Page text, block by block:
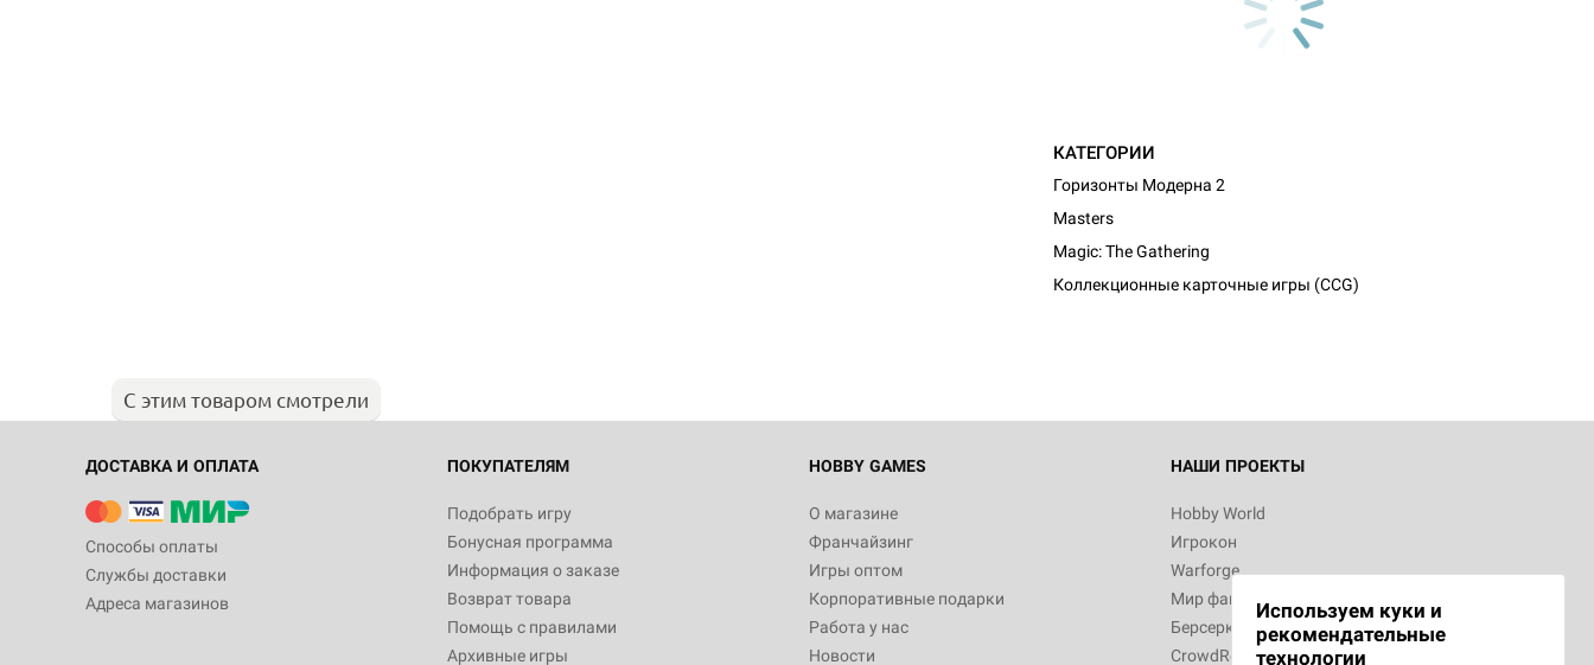
КАТЕГОРИИ
Горизонты Модерна 2
Masters
Magic: The Gathering
Коллекционные карточные игры (CCG)
С этим товаром смотрели
ДОСТАВКА И ОПЛАТА
Способы оплаты
Службы доставки
Адреса магазинов
ПОКУПАТЕЛЯМ
Подобрать игру
Бонусная программа
Информация о заказе
Возврат товара
Помощь с правилами
Архивные игры
HOBBY GAMES
О магазине
Франчайзинг
Игры оптом
Корпоративные подарки
Работа у нас
Новости
НАШИ ПРОЕКТЫ
Hobby World
Игрокон
Warforge
Мир фантастики
Берсерк
CrowdRepublic
Используем куки и
рекомендательные
технологии